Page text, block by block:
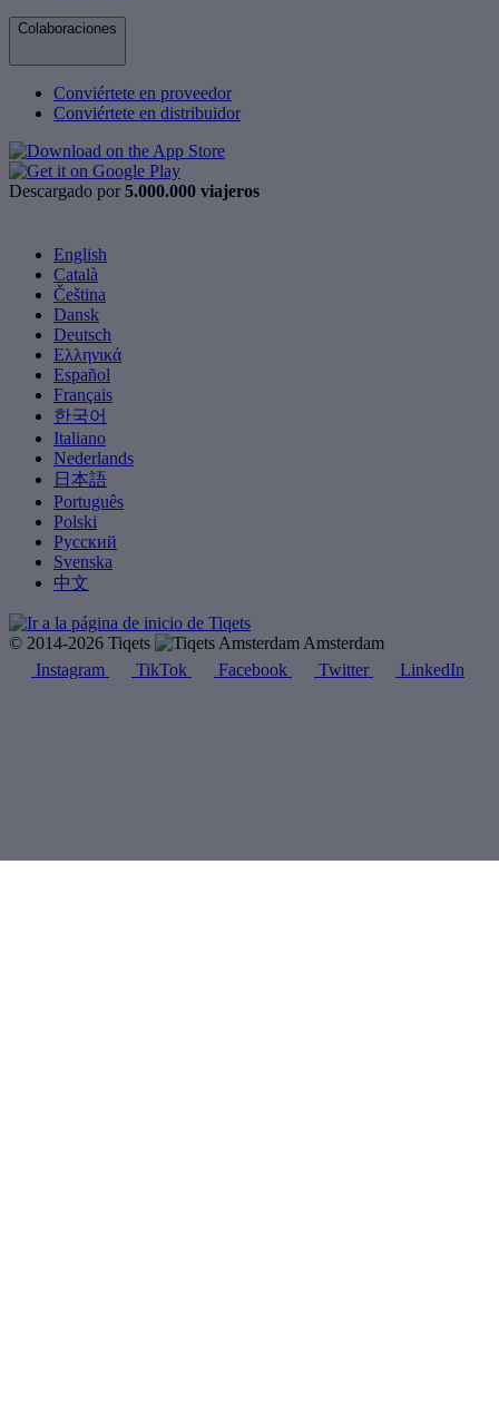
Colaboraciones
Conviértete en proveedor
Conviértete en distribuidor
Descargado por 5.000.000 viajeros
English
Català
Čeština
Dansk
Deutsch
Ελληνικά
Español
Français
한국어
Italiano
Nederlands
日本語
Português
Polski
Русский
Svenska
中文
© 2014-2026 Tiqets
Amsterdam
Instagram
TikTok Facebook Twitter LinkedIn